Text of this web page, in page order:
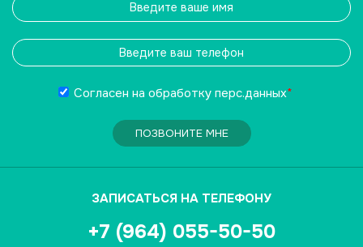
Согласен на обработку перс.данных*
ПОЗВОНИТЕ МНЕ
ЗАПИСАТЬСЯ НА ТЕЛЕФОНУ
+7 (964) 055-50-50